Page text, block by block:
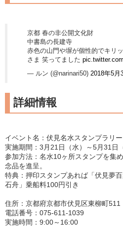
京都 春の非公開文化財
中書島の長建寺
赤色の山門や塀が個性的でキリ
さま 笑ってました
— ルン (@narinari50) 2018年5月
詳細情報
イベント名：伏見名水スタンプラリー
実施期間：3月21日（水）～5月31日
参加方法：名水10ヶ所スタンプを集
念品を進呈。
特典：押印スタンプあれば「伏見夢
石舟」乗船料100円引き
住所：京都府京都市伏見区東柳町511
電話番号：075-611-1039
実施時間：9:00～16:00